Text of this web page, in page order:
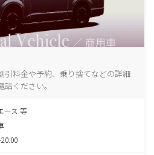
引料金や予約、乗り捨てなどの詳細
ください。
ース 等